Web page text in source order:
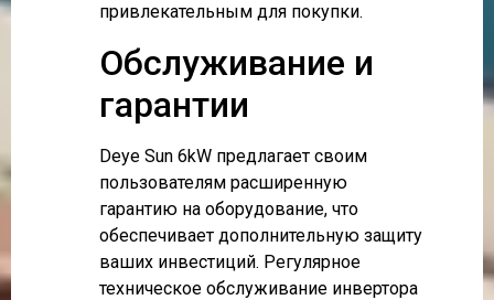
привлекательным для покупки.
Обслуживание и
гарантии
Deye Sun 6kW предлагает своим
пользователям расширенную
гарантию на оборудование, что
обеспечивает дополнительную защиту
ваших инвестиций. Регулярное
техническое обслуживание инвертора